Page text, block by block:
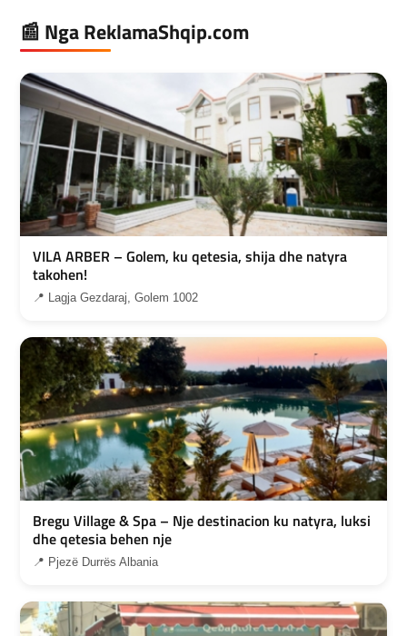
📰 Nga ReklamaShqip.com
VILA ARBER – Golem, ku qetesia, shija dhe natyra
takohen!
📍 Lagja Gezdaraj, Golem 1002
Bregu Village & Spa – Nje destinacion ku natyra, luksi
dhe qetesia behen nje
📍 Pjezë Durrës Albania